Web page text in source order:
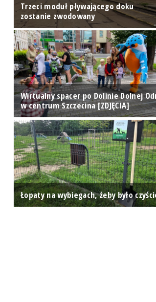
Trzeci moduł pływającego doku
zostanie zwodowany
Wirtualny spacer po Dolinie Dolnej
w centrum Szczecina [ZDJĘCIA]
Łopaty na wybiegach, żeby było